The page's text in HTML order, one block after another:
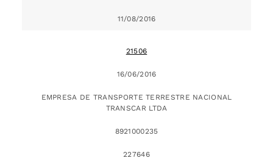
11/08/2016
21506
16/06/2016
EMPRESA DE TRANSPORTE TERRESTRE NACIONAL
TRANSCAR LTDA
8921000235
227646